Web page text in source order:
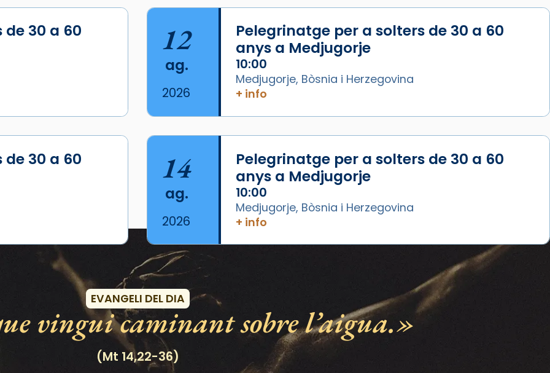
30 a 60
12
ag.
2026
Pelegrinatge per a solters de 30 a 60
anys a Medjugorje
10:00
Medjugorje, Bòsnia i Herzegovina
+ info
30 a 60
14
ag.
2026
Pelegrinatge per a solters de 30 a 60
anys a Medjugorje
10:00
Medjugorje, Bòsnia i Herzegovina
+ info
Esdeveniments
EVANGELI DEL DIA
vingui caminant sobre l’aigua.
(Mt 14,22-36)